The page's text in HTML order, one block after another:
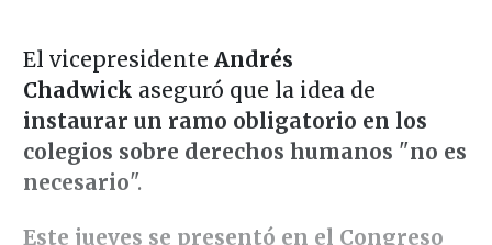
El vicepresidente Andrés
Chadwick aseguró que la idea de
instaurar un ramo obligatorio en los
colegios sobre derechos humanos "no es
necesario".
Este jueves se presentó en el Congreso